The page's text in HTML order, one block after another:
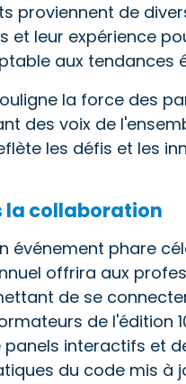
proviennent de
leur expérience
aux tendances
la force des
des voix de
les défis et les
la collaboration
événement phare
offrira aux
de se
de l'édition
interactifs et
du code mis à